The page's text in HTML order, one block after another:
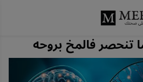
تنحصر فالمخ بروحه